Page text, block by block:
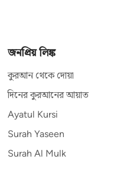
জনপ্রিয় লিঙ্ক
কুরআন থেকে দোয়া
দিনের কুরআনের আয়াত
Ayatul Kursi
Surah Yaseen
Surah Al Mulk